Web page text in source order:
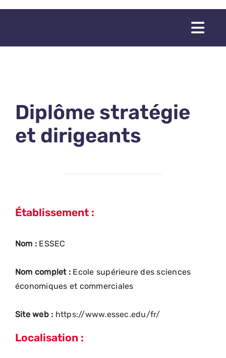
Diplôme stratégie
et dirigeants
Établissement :
Nom : ESSEC
Nom complet : Ecole supérieure des sciences
économiques et commerciales
Site web : https://www.essec.edu/fr/
Localisation :